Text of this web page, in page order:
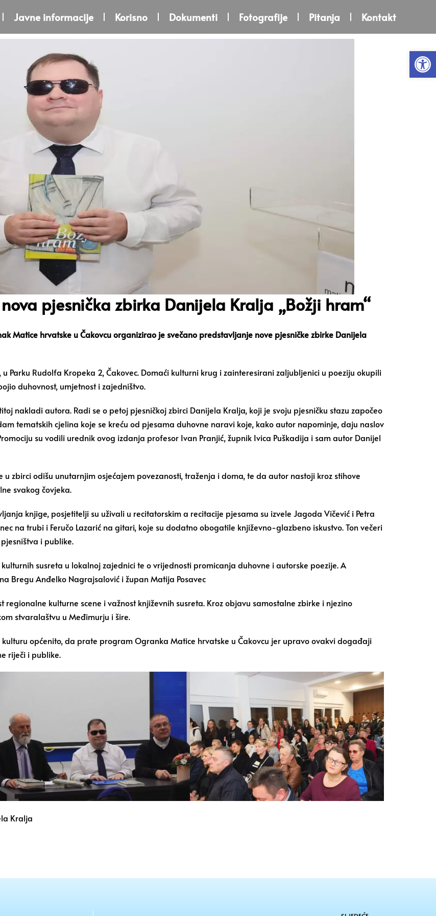
Javne informacije Korisno Dokumenti Fotografije Pitanja Kontakt
pjesnička zbirka Danijela Kralja „Božji hram“
Matice hrvatske u Čakovcu organizirao je svečano predstavljanje nove pjesničke zbirke Danijela
Parku Rudolfa Kropeka 2, Čakovec. Domaći kulturni krug i zainteresirani zaljubljenici u poeziju okupili
duhovnost, umjetnost i zajedništvo.
nakladi autora. Radi se o petoj pjesničkoj zbirci Danijela Kralja, koji je svoju pjesničku stazu započeo
tematskih cjelina koje se kreću od pjesama duhovne naravi koje, kako autor napominje, daju naslov
su vodili urednik ovog izdanja profesor Ivan Pranjić, župnik Ivica Puškadija i sam autor Danijel
zbirci odišu unutarnjim osjećajem povezanosti, traženja i doma, te da autor nastoji kroz stihove
svakog čovjeka.
knjige, posjetitelji su uživali u recitatorskim a recitacije pjesama su izvele Jagoda Vičević i Petra
na trubi i Feručo Lazarić na gitari, koje su dodatno obogatile književno-glazbeno iskustvo. Ton večeri
i publike.
susreta u lokalnoj zajednici te o vrijednosti promicanja duhovne i autorske poezije. A
Bregu Anđelko Nagrajsalović i župan Matija Posavec
regionalne kulturne scene i važnost književnih susreta. Kroz objavu samostalne zbirke i njezino
stvaralaštvu u Međimurju i šire.
općenito, da prate program Ogranka Matice hrvatske u Čakovcu jer upravo ovakvi događaji
riječi i publike.
Kralja